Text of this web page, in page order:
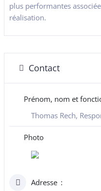
plus performantes
réalisation.
Contact
Prénom, nom et
Thomas Rech,
Photo
Adresse